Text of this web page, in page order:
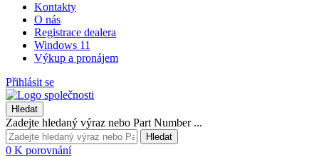
Kontakty
O nás
Registrace dealera
Windows 11
Výkup a pronájem
Přihlásit se
Hledat
Zadejte hledaný výraz nebo Part Number ...
Hledat
0 K porovnání